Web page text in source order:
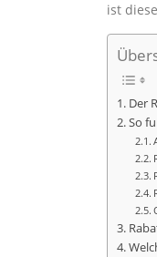
ist
Der
So